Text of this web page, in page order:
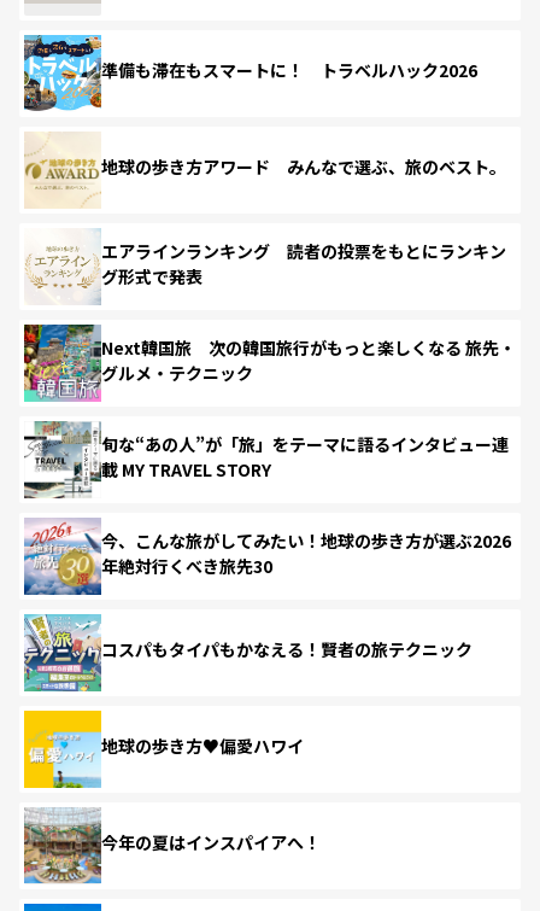
準備も滞在もスマートに！ トラベルハック2026
地球の歩き方アワード みんなで選ぶ、旅のベスト。
エアラインランキング 読者の投票をもとにランキン
グ形式で発表
Next韓国旅 次の韓国旅行がもっと楽しくなる 旅先・
グルメ・テクニック
旬な“あの人”が「旅」をテーマに語るインタビュー連
載 MY TRAVEL STORY
今、こんな旅がしてみたい！地球の歩き方が選ぶ2026
年絶対行くべき旅先30
コスパもタイパもかなえる！賢者の旅テクニック
地球の歩き方♥偏愛ハワイ
今年の夏はインスパイアへ！